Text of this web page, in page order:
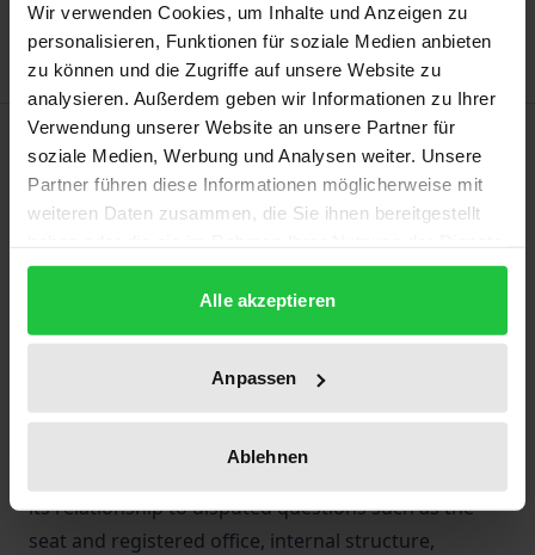
Wir verwenden Cookies, um Inhalte und Anzeigen zu
personalisieren, Funktionen für soziale Medien anbieten
zu können und die Zugriffe auf unsere Website zu
analysieren. Außerdem geben wir Informationen zu Ihrer
Verwendung unserer Website an unsere Partner für
soziale Medien, Werbung und Analysen weiter. Unsere
Partner führen diese Informationen möglicherweise mit
weiteren Daten zusammen, die Sie ihnen bereitgestellt
gesammelt haben.
Alle akzeptieren
Anpassen
Ablehnen
Delivery cost notice
Description
This book constitutes a pioneering work in the field
applicable to SPE – from the corresponding
regulation to statute sand national law. The book
gives an introduction to this new type of company
and deals with almost all aspects of a SPE – from
basic questions of interpretation, the scope of the
its relationship to disputed questions such as the
seat and registered office, internal structure,